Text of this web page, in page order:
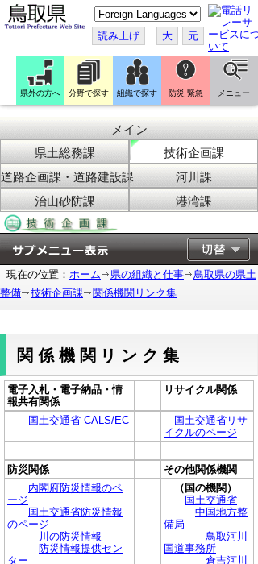
こ
の
ペ
ー
ジ
翻
訳
す
読み上げ 大 元
県外の方へ 分野で探す 組織で探す 防災 緊急 メニュー
メイン
県土総務課
技術企画課
道路企画課・道路建設課
河川課
治山砂防課
港湾課
現在の位置： ホーム 県の組織と仕事
鳥取県の県土
整備
技術企画課 関係機関リンク集
関係機関リンク集
電子入札・電子納品・情
報共有関係
リサイクル関係
国土交通省 CALS/EC
国土交通省リサ
イクルのページ
防災関係
その他関係機関
内閣府防災情報のペ
ージ
国土交通省防災情報
のページ
川の防災情報
防災情報提供セン
ター
（国の機関）
国土交通省
中国地方整
備局
鳥取河川
国道事務所
倉吉河川